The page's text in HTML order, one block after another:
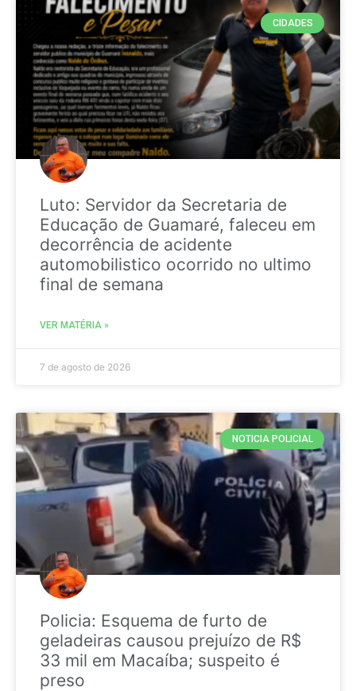
CIDADES
Luto: Servidor da Secretaria de
Educação de Guamaré, faleceu em
decorrência de acidente
automobilistico ocorrido no ultimo
final de semana
VER MATÉRIA »
7 de agosto de 2026
NOTICIA POLICIAL
Policia: Esquema de furto de
geladeiras causou prejuízo de R$
33 mil em Macaíba; suspeito é
preso